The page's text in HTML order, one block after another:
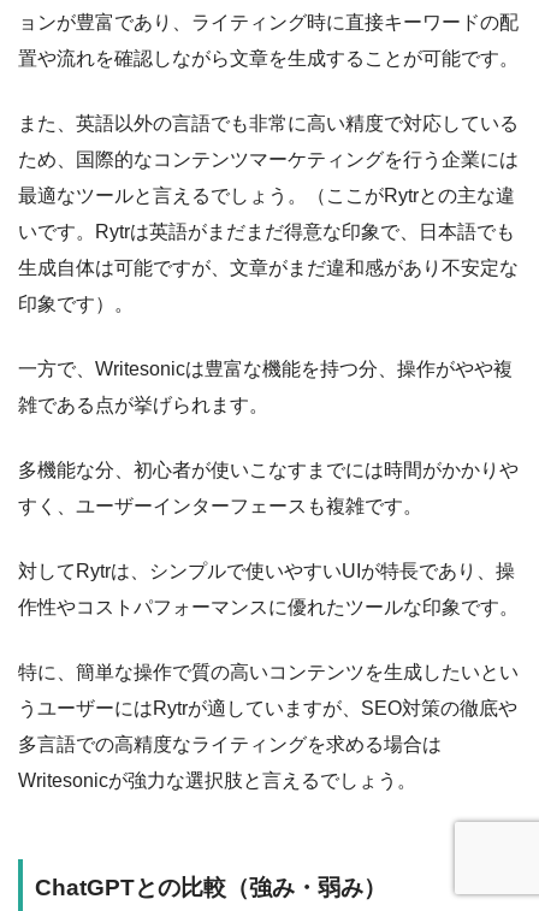
ョンが豊富であり、ライティング時に直接キーワードの配
置や流れを確認しながら文章を生成することが可能です。
また、英語以外の言語でも非常に高い精度で対応している
ため、国際的なコンテンツマーケティングを行う企業には
最適なツールと言えるでしょう。（ここがRytrとの主な違
いです。Rytrは英語がまだまだ得意な印象で、日本語でも
生成自体は可能ですが、文章がまだ違和感があり不安定な
印象です）。
一方で、Writesonicは豊富な機能を持つ分、操作がやや複
雑である点が挙げられます。
多機能な分、初心者が使いこなすまでには時間がかかりや
すく、ユーザーインターフェースも複雑です。
対してRytrは、シンプルで使いやすいUIが特長であり、操
作性やコストパフォーマンスに優れたツールな印象です。
特に、簡単な操作で質の高いコンテンツを生成したいとい
うユーザーにはRytrが適していますが、SEO対策の徹底や
多言語での高精度なライティングを求める場合は
Writesonicが強力な選択肢と言えるでしょう。
ChatGPTとの比較（強み・弱み）